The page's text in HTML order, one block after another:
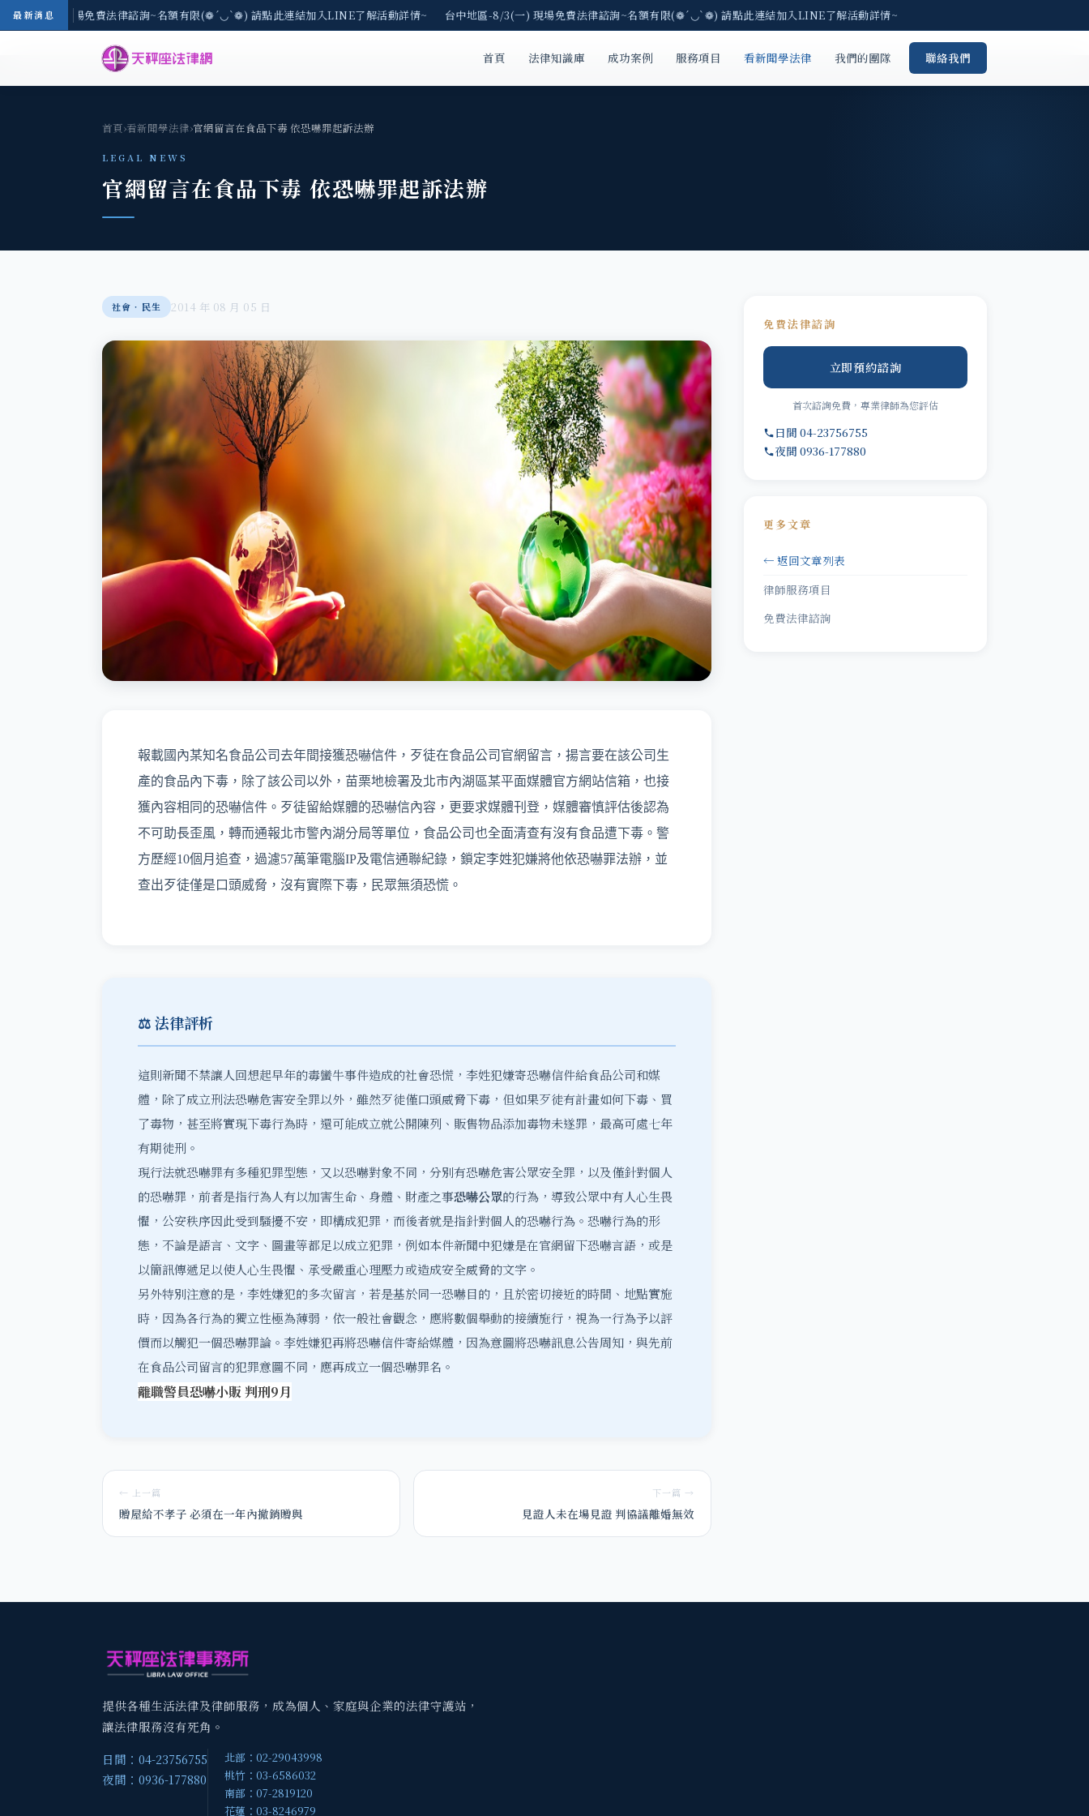
最新消息
-8/3(一) 現場免費法律諮詢~名額有限(❁´◡`❁) 請點此連結加入LINE了解活動詳情~ 台中地區-8/3(一) 現場免費法律諮詢~名額有限(❁´◡`❁) 請點此連結加入LINE了解活動詳情~
首頁 法律知識庫 成功案例 服務項目 看新聞學法律 我們的團隊 聯絡我們
首頁›看新聞學法律›官網留言在食品下毒 依恐嚇罪起訴法辦
LEGAL NEWS
官網留言在食品下毒 依恐嚇罪起訴法辦
社會‧民生 2014 年 08 月 05 日
報載國內某知名食品公司去年間接獲恐嚇信件，歹徒在食品公司官網留言，揚言要在該公司生
產的食品內下毒，除了該公司以外，苗栗地檢署及北市內湖區某平面媒體官方網站信箱，也接
獲內容相同的恐嚇信件。歹徒留給媒體的恐嚇信內容，更要求媒體刊登，媒體審慎評估後認為
不可助長歪風，轉而通報北市警內湖分局等單位，食品公司也全面清查有沒有食品遭下毒。警
方歷經10個月追查，過濾57萬筆電腦IP及電信通聯紀錄，鎖定李姓犯嫌將他依恐嚇罪法辦，並
查出歹徒僅是口頭威脅，沒有實際下毒，民眾無須恐慌。
⚖️ 法律評析
這則新聞不禁讓人回想起早年的毒蠻牛事件造成的社會恐慌，李姓犯嫌寄恐嚇信件給食品公司和媒
體，除了成立刑法恐嚇危害安全罪以外，雖然歹徒僅口頭威脅下毒，但如果歹徒有計畫如何下毒、買
了毒物，甚至將實現下毒行為時，還可能成立就公開陳列、販售物品添加毒物未遂罪，最高可處七年
有期徒刑。
現行法就恐嚇罪有多種犯罪型態，又以恐嚇對象不同，分別有恐嚇危害公眾安全罪，以及僅針對個人
的恐嚇罪 ，前者是指行為人有以加害生命、身體、財產之事恐嚇公眾的行為，導致公眾中有人心生畏
懼，公安秩序因此受到騷擾不安，即構成犯罪，而後者就是指針對個人的恐嚇行為。恐嚇行為的形
態，不論是語言、文字、圖畫等都足以成立犯罪，例如本件新聞中犯嫌是在官網留下恐嚇言語，或是
以簡訊傳遞足以使人心生畏懼、承受嚴重心理壓力或造成安全威脅的文字。
另外特別注意的是，李姓嫌犯的多次留言，若是基於同一恐嚇目的，且於密切接近的時間、地點實施
時，因為各行為的獨立性極為薄弱，依一般社會觀念，應將數個舉動的接續施行，視為一行為予以評
價而以觸犯一個恐嚇罪論。李姓嫌犯再將恐嚇信件寄給媒體，因為意圖將恐嚇訊息公告周知，與先前
在食品公司留言的犯罪意圖不同，應再成立一個恐嚇罪名。
離職警員恐嚇小販 判刑9月
← 上一篇
贈屋給不孝子 必須在一年內撤銷贈與
下一篇 →
見證人未在場見證 判協議離婚無效
免費法律諮詢
立即預約諮詢
首次諮詢免費，專業律師為您評估
日間 04-23756755
夜間 0936-177880
更多文章
← 返回文章列表
律師服務項目
免費法律諮詢
提供各種生活法律及律師服務，成為個人、家庭與企業的法律守護站，
讓法律服務沒有死角。
日間：04-23756755
夜間：0936-177880
北部：02-29043998
桃竹：03-6586032
南部：07-2819120
花蓮：03-8246979